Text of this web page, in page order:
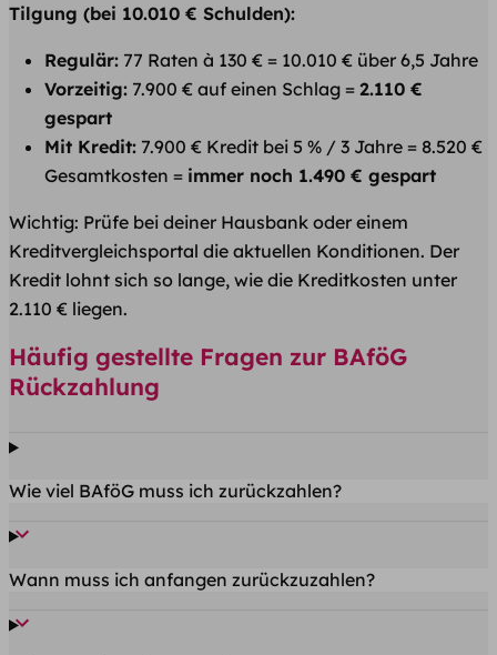
Tilgung (bei 10.010 € Schulden):
Regulär: 77 Raten à 130 € = 10.010 € über 6,5 Jahre
Vorzeitig: 7.900 € auf einen Schlag = 2.110 €
gespart
Mit Kredit: 7.900 € Kredit bei 5 % / 3 Jahre = 8.520 €
Gesamtkosten = immer noch 1.490 € gespart
Wichtig: Prüfe bei deiner Hausbank oder einem
Kreditvergleichsportal die aktuellen Konditionen. Der
Kredit lohnt sich so lange, wie die Kreditkosten unter
2.110 € liegen.
Häufig gestellte Fragen zur BAföG
Rückzahlung
Wie viel BAföG muss ich zurückzahlen?
Wann muss ich anfangen zurückzuzahlen?